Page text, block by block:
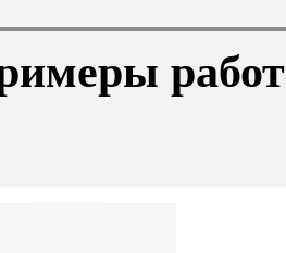
работ